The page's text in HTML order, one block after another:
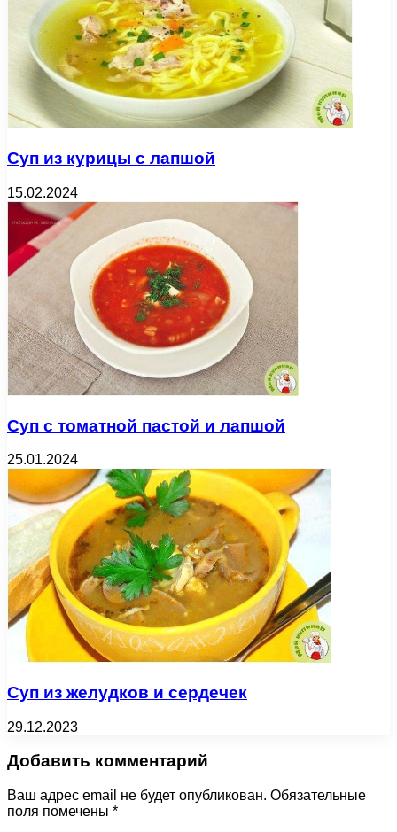
Суп из курицы с лапшой
15.02.2024
Суп с томатной пастой и лапшой
25.01.2024
Суп из желудков и сердечек
29.12.2023
Добавить комментарий
Ваш адрес email не будет опубликован. Обязательные
поля помечены *